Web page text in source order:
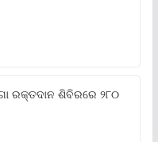
ରକ୍ତଦାନ ଶିବିରରେ ୨୮୦